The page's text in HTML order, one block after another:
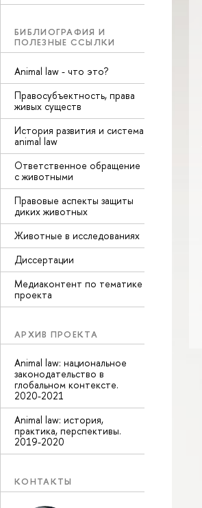
БИБЛИОГРАФИЯ И
ПОЛЕЗНЫЕ ССЫЛКИ
Animal law - что это?
Правосубъектность, права
живых существ
История развития и система
animal law
Ответственное обращение
с животными
Правовые аспекты защиты
диких животных
Животные в исследованиях
Диссертации
Медиаконтент по тематике
проекта
АРХИВ ПРОЕКТА
Animal law: национальное
законодательство в
глобальном контексте.
2020-2021
Animal law: история,
практика, перспективы.
2019-2020
КОНТАКТЫ